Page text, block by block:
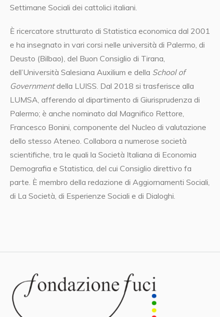
Settimane Sociali dei cattolici italiani.
È ricercatore strutturato di Statistica economica dal 2001
e ha insegnato in vari corsi nelle università di Palermo, di
Deusto (Bilbao), del Buon Consiglio di Tirana,
dell’Università Salesiana Auxilium e della School of
Governmentdella LUISS. Dal 2018 si trasferisce alla
LUMSA, afferendo al dipartimento di Giurisprudenza di
Palermo; è anche nominato dal Magnifico Rettore,
Francesco Bonini, componente del Nucleo di valutazione
dello stesso Ateneo. Collabora a numerose società
scientifiche, tra le quali la Società Italiana di Economia
Demografia e Statistica, del cui Consiglio direttivo fa
parte. È membro della redazione di Aggiornamenti Sociali,
di La Società, di Esperienze Sociali e di Dialoghi.